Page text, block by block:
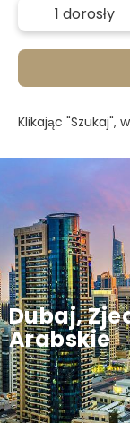
Dubaj,
Arabskie
1 dorosły
Klikając "Szukaj",